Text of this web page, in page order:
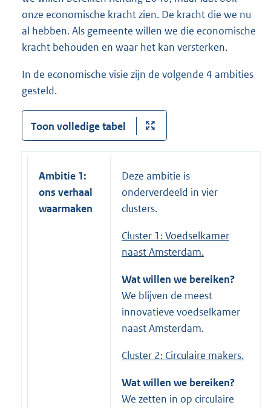
e
r
n
l
n
k
:
onze economische kracht zien. De kracht die we nu
al hebben. Als gemeente willen we die economische
kracht behouden en waar het kan versterken.
In de economische visie zijn de volgende 4 ambities
gesteld.
Toon volledige tabel
Ambitie 1:
ons verhaal
waarmaken
Deze ambitie is
onderverdeeld in vier
clusters.
Cluster 1: Voedselkamer
naast Amsterdam.
Wat willen we bereiken?
We blijven de meest
innovatieve voedselkamer
naast Amsterdam.
Cluster 2: Circulaire makers.
Wat willen we bereiken?
We zetten in op circulaire